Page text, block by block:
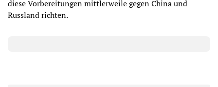
diese Vorbereitungen mittlerweile gegen China und
Russland richten.